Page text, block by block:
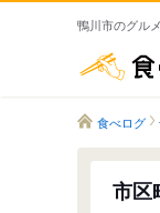
鴨川市のグル
食べログ
市区